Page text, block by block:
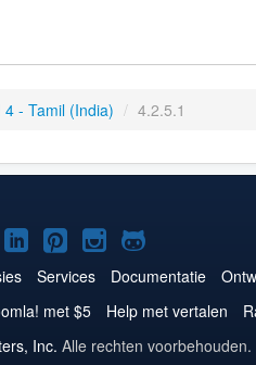
4 - Tamil (India) / 4.2.5.1
Joomla!
op
LinkedIn
Joomla!
op
Pinterest
Joomla!
op
Instagram
Joomla!
op
GitHub
Services Documentatie
met $5 Help met vertalen
Inc. Alle rechten voorbehouden.